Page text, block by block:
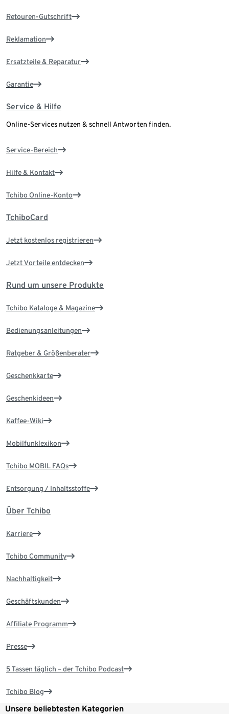
Retouren-Gutschrift
Reklamation
Ersatzteile & Reparatur
Garantie
Service & Hilfe
Online-Services nutzen & schnell Antworten finden.
Service-Bereich
Hilfe & Kontakt
Tchibo Online-Konto
TchiboCard
Jetzt kostenlos registrieren
Jetzt Vorteile entdecken
Rund um unsere Produkte
Tchibo Kataloge & Magazine
Bedienungsanleitungen
Ratgeber & Größenberater
Geschenkkarte
Geschenkideen
Kaffee-Wiki
Mobilfunklexikon
Tchibo MOBIL FAQs
Entsorgung / Inhaltsstoffe
Über Tchibo
Karriere
Tchibo Community
Nachhaltigkeit
Geschäftskunden
Affiliate Programm
Presse
5 Tassen täglich – der Tchibo Podcast
Tchibo Blog
Unsere beliebtesten Kategorien